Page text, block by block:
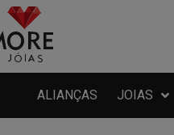
ALIANÇAS JOIAS